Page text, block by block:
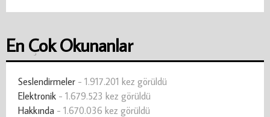
En Çok Okunanlar
Seslendirmeler - 1.917.201 kez görüldü
Elektronik - 1.679.523 kez görüldü
Hakkında - 1.670.036 kez görüldü